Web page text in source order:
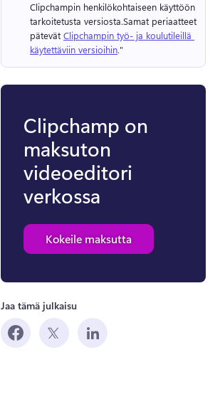
Clipchampin henkilökohtaiseen käyttöön
tarkoitetusta versiosta.Samat periaatteet
pätevät Clipchampin työ- ja koulutileillä
käytettäviin versioihin."
Clipchamp on
maksuton
videoeditori
verkossa
Kokeile maksutta
Jaa tämä julkaisu